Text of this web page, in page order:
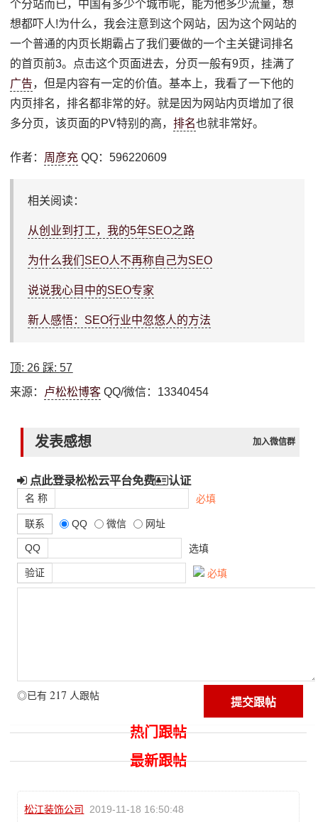
个分站而已，中国有多少个城市呢，能为他多少流量，想
想都吓人!为什么，我会注意到这个网站，因为这个网站的
一个普通的内页长期霸占了我们要做的一个主关键词排名
的首页前3。点击这个页面进去，分页一般有9页，挂满了
广告，但是内容有一定的价值。基本上，我看了一下他的
内页排名，排名都非常的好。就是因为网站内页增加了很
多分页，该页面的PV特别的高，排名也就非常好。
作者： 周彦充 QQ：596220609
相关阅读：
从创业到打工，我的5年SEO之路
为什么我们SEO人不再称自己为SEO
说说我心目中的SEO专家
新人感悟：SEO行业中忽悠人的方法
顶: 26 踩:57
来源： 卢松松博客 QQ/微信：13340454
发表感想 加入微信群
点此登录松松云平台免费 认证
名 称 必填
联系 QQ 微信 网址
QQ 选填
验证 必填
◎已有 217 人跟帖
热门跟帖
最新跟帖
松江装饰公司 2019-11-18 16:50:48